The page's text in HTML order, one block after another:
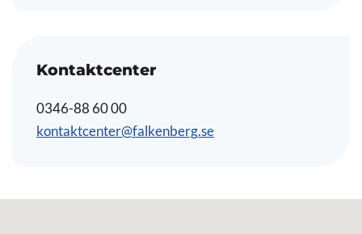
Kontaktcenter
0346-88 60 00
kontaktcenter@falkenberg.se